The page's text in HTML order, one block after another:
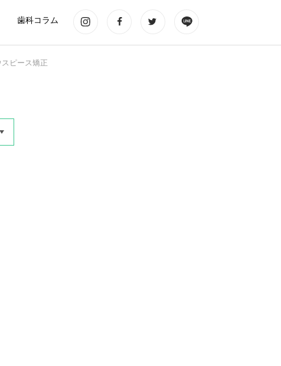
歯科コラム
ピース矯正